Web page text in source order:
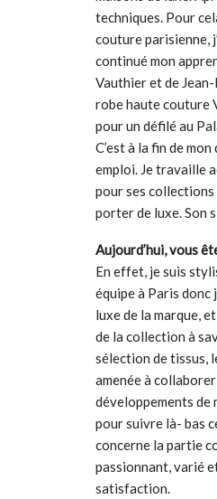
techniques. Pour
couture parisienne,
continué mon
Vauthier et de
robe haute couture
pour un défilé au
C’est à la fin de
emploi. Je travaille
pour ses collections
porter de luxe. Son
Aujourd’hui, vous
En effet, je suis
équipe à Paris
luxe de la marque,
de la collection à
sélection de tissus,
amenée à
développements de
pour suivre là- bas
concerne la partie
passionnant, varié
satisfaction.